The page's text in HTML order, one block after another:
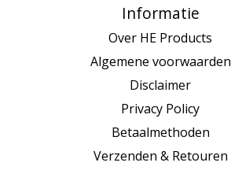
Informatie
Over HE Products
Algemene voorwaarden
Disclaimer
Privacy Policy
Betaalmethoden
Verzenden & Retouren